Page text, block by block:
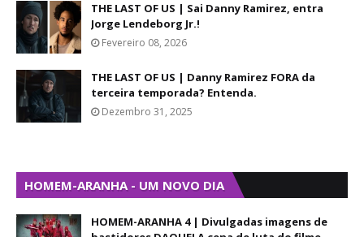
THE LAST OF US | Sai Danny Ramirez, entra
Jorge Lendeborg Jr.!
Fevereiro 08, 2026
THE LAST OF US | Danny Ramirez FORA da
terceira temporada? Entenda.
Dezembro 31, 2025
HOMEM-ARANHA - UM NOVO DIA
HOMEM-ARANHA 4 | Divulgadas imagens de